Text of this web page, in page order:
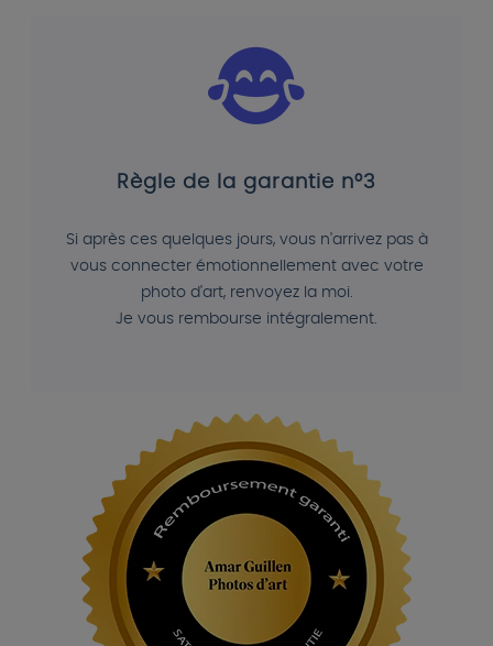
Règle de la garantie n°3
Si après ces quelques jours, vous n'arrivez pas à
vous connecter émotionnellement avec votre
photo d'art, renvoyez la moi.
Je vous rembourse intégralement.